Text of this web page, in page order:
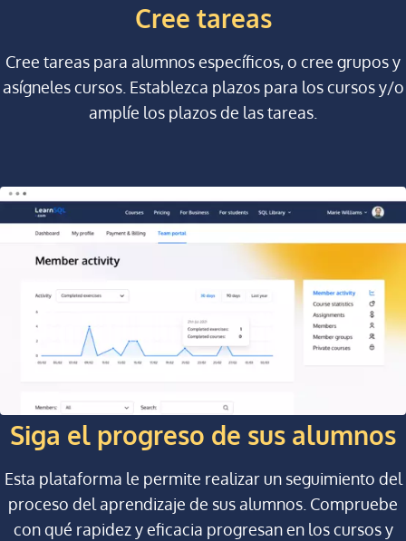
Cree tareas
Cree tareas para alumnos específicos, o cree grupos y
asígneles cursos. Establezca plazos para los cursos y/o
amplíe los plazos de las tareas.
Siga el progreso de sus alumnos
Esta plataforma le permite realizar un seguimiento del
proceso del aprendizaje de sus alumnos. Compruebe
con qué rapidez y eficacia progresan en los cursos y